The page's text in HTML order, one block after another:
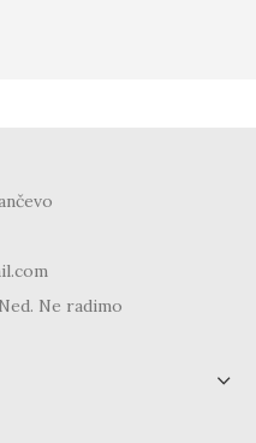
Ne radimo